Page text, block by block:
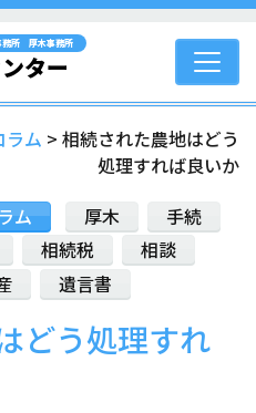
務所 厚木事務所
ター
ラム > 相続された農地はどう
処理すれば良いか
ム 厚木
手続
相続税
相談
遺言書
どう処理すれ